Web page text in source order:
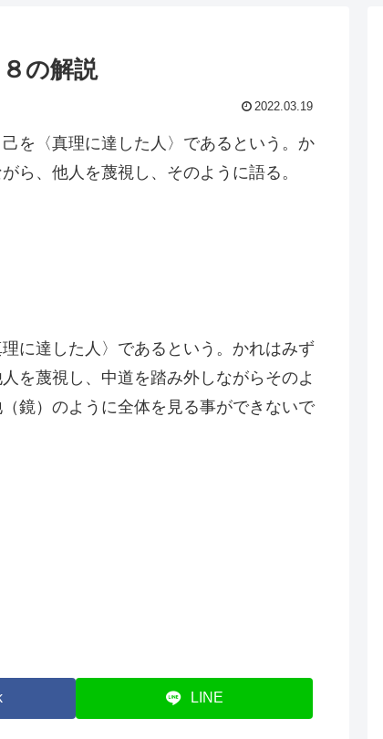
の解説
2022.03.19
を〈真理に達した人〉であるという。か
ら、他人を蔑視し、そのように語る。
に達した人〉であるという。かれはみず
を蔑視し、中道を踏み外しながらそのよ
鏡）のように全体を見る事ができないで
LINE